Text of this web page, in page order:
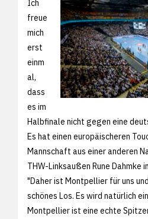
Ich
freue
mich
erst
einm
al,
dass
es im
Halbfinale nicht gegen eine
Es hat einen europäischeren
Mannschaft aus einer anderen
THW-Linksaußen Rune Dahmke
"Daher ist Montpellier für uns
schönes Los. Es wird natürlich
Montpellier ist eine echte